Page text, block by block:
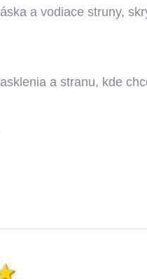
a vodiace struny,
a stranu, kde